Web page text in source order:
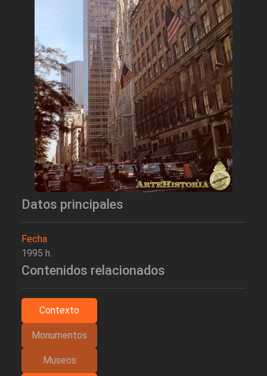
Datos principales
Fecha
1995 h.
Contenidos relacionados
Contexto
Monumentos
Museos